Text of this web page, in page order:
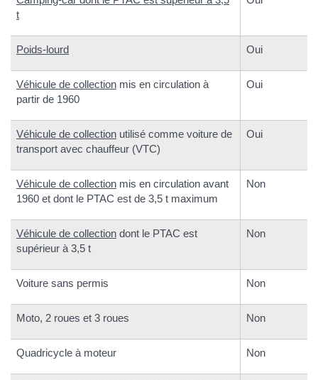
t
Poids-lourd Oui
Véhicule de collection mis en circulation à
partir de 1960
Oui
Véhicule de collection utilisé comme voiture de
transport avec chauffeur (VTC)
Oui
Véhicule de collection mis en circulation avant
1960 et dont le PTAC est de 3,5 t maximum
Non
Véhicule de collection dont le PTAC est
supérieur à 3,5 t
Non
Voiture sans permis Non
Moto, 2 roues et 3 roues Non
Quadricycle à moteur Non